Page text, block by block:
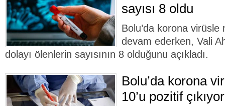
sayısı 8 oldu
Bolu’da korona
devam ederken, Vali
dolayı ölenlerin sayısının 8 olduğunu açıkladı.
Bolu’da korona
10’u pozitif çıkıyor